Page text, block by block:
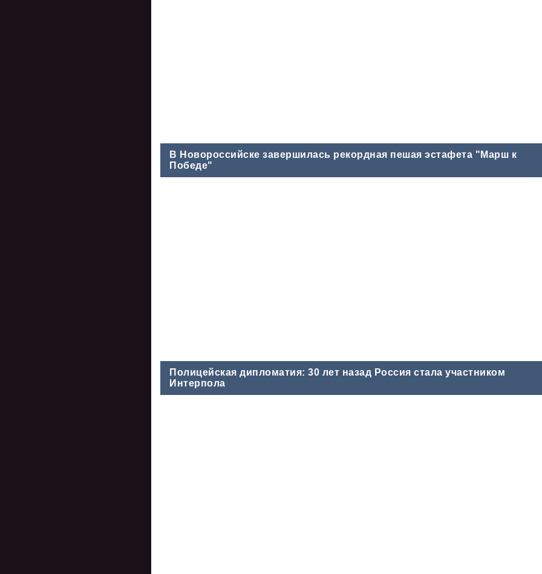
В Новороссийске завершилась рекордная пешая эстафета "Марш к
Победе"
Полицейская дипломатия: 30 лет назад Россия стала участником
Интерпола